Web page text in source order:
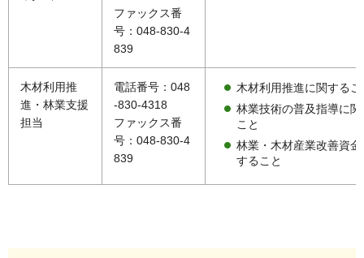
ファックス番
号：048-830-4
839
木材利用推
進・林業支援
担当
電話番号：048
-830-4318
ファックス番
号：048-830-4
839
木材利用推進に関するこ
林業技術の普及指導に関
こと
林業・木材産業改善資金
すること